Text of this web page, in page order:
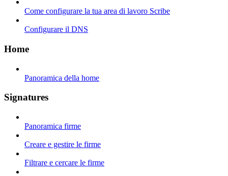
Come configurare la tua area di lavoro Scribe
Configurare il DNS
Home
Panoramica della home
Signatures
Panoramica firme
Creare e gestire le firme
Filtrare e cercare le firme